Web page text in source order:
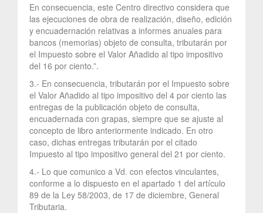
En consecuencia, este Centro directivo considera que
las ejecuciones de obra de realización, diseño, edición
y encuadernación relativas a informes anuales para
bancos (memorias) objeto de consulta, tributarán por
el Impuesto sobre el Valor Añadido al tipo impositivo
del 16 por ciento.”.
3.- En consecuencia, tributarán por el Impuesto sobre
el Valor Añadido al tipo impositivo del 4 por ciento las
entregas de la publicación objeto de consulta,
encuadernada con grapas, siempre que se ajuste al
concepto de libro anteriormente indicado. En otro
caso, dichas entregas tributarán por el citado
Impuesto al tipo impositivo general del 21 por ciento.
4.- Lo que comunico a Vd. con efectos vinculantes,
conforme a lo dispuesto en el apartado 1 del artículo
89 de la Ley 58/2003, de 17 de diciembre, General
Tributaria.